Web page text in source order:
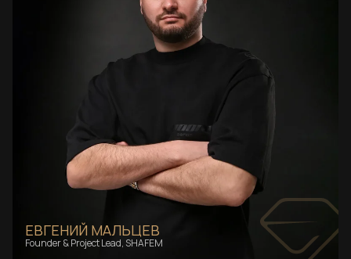
ЕВГЕНИЙ МАЛЬЦЕВ
Founder & Project Lead, SHAFEM